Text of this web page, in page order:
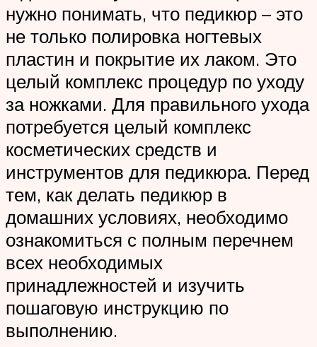
нужно понимать, что педикюр – это
не только полировка ногтевых
пластин и покрытие их лаком. Это
целый комплекс процедур по уходу
за ножками. Для правильного ухода
потребуется целый комплекс
косметических средств и
инструментов для педикюра. Перед
тем, как делать педикюр в
домашних условиях, необходимо
ознакомиться с полным перечнем
всех необходимых
принадлежностей и изучить
пошаговую инструкцию по
выполнению.